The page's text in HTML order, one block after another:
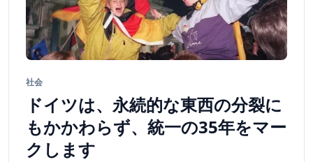
社会
ドイツは、永続的な東西の分裂に
もかかわらず、統一の35年をマー
クします